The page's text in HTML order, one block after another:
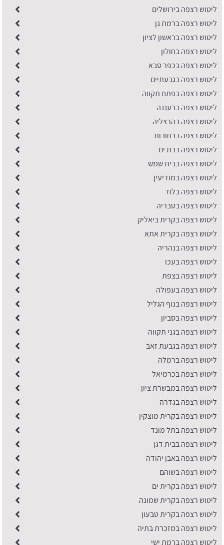
ליטוש רצפה בירושלים
ליטוש רצפה ברמת גן
ליטוש רצפה בראשון לציון
ליטוש רצפה בחולון
ליטוש רצפה בכפר סבא
ליטוש רצפה בגבעתיים
ליטוש רצפה בפתח תקווה
ליטוש רצפה ברעננה
ליטוש רצפה בהרצליה
ליטוש רצפה ברחובות
ליטוש רצפה בבת ים
ליטוש רצפה בבית שמש
ליטוש רצפה במודיעין
ליטוש רצפה בלוד
ליטוש רצפה בטבריה
ליטוש רצפה בקרית ביאליק
ליטוש רצפה בקרית אתא
ליטוש רצפה בנהריה
ליטוש רצפה בעכו
ליטוש רצפה בצפת
ליטוש רצפה בעפולה
ליטוש רצפה בנוף הגליל
ליטוש רצפה בסביון
ליטוש רצפה בגני תקווה
ליטוש רצפה בגבעת זאב
ליטוש רצפה ברמלה
ליטוש רצפה בכרמיאל
ליטוש רצפה במבשרת ציון
ליטוש רצפה בגדרה
ליטוש רצפה בקרית מוצקין
ליטוש רצפה בתל מונד
ליטוש רצפה בבית דגן
ליטוש רצפה באבן יהודה
ליטוש רצפה בשוהם
ליטוש רצפה בקרית ים
ליטוש רצפה בקרית שמונה
ליטוש רצפה בקרית טבעון
ליטוש רצפה במזכרת בתיה
ליטוש רצפה ברמת ישי